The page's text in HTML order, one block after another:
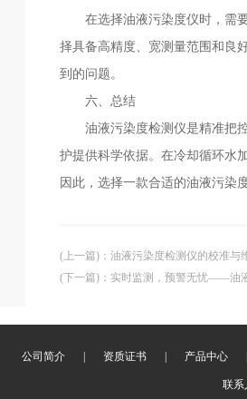
在选择油液污染度仪时，需要
择具备高精度、宽测量范围和良
到的问题。
六、总结
油液污染度检测仪是精准把控
护提供科学依据。在冷却循环水
因此，选择一款合适的油液污染
(上一篇) ： 油液污染度检测仪的校准与
(下一篇) ： 实时监测，预警无忧——油
公司简介 资质证书 产品中心
联系